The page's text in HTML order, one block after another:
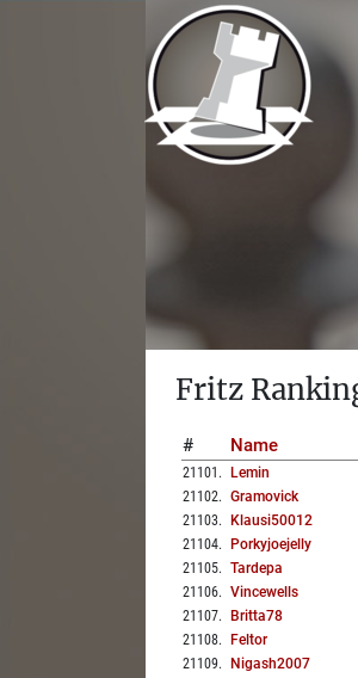
Fritz
# Name
21101 . Lemin
21102. Gramovick
21103. Klausi50012
21104. Porkyjoejelly
21105. Tardepa
21106. Vincewells
21107. Britta78
21108. Feltor
21109. Nigash2007